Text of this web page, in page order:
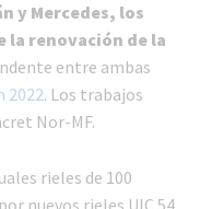
y Mercedes, los
renovación de la
entre ambas
2022. Los trabajos
Nor-MF.
rieles de 100